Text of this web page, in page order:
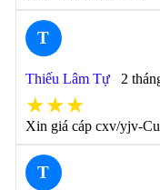
T
Thiếu Lâm Tự 2
★★★
Xin giá cáp cxv/yjv-
T